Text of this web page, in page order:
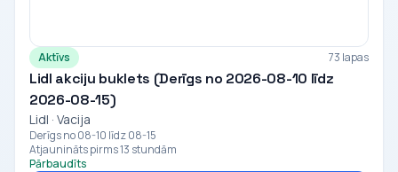
Aktīvs 73 lapas
Lidl akciju buklets (Derīgs no 2026-08-10 līdz
2026-08-15)
Lidl · Vacija
Derīgs no 08-10 līdz 08-15
Atjaunināts pirms 13 stundām
Pārbaudīts